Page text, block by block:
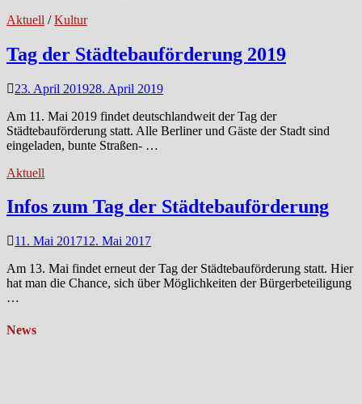
Aktuell /Kultur
Tag der Städtebauförderung 2019
23. April 201928. April 2019
Am 11. Mai 2019 findet deutschlandweit der Tag der
Städtebauförderung statt. Alle Berliner und Gäste der Stadt sind
eingeladen, bunte Straßen- …
Aktuell
Infos zum Tag der Städtebauförderung
11. Mai 201712. Mai 2017
Am 13. Mai findet erneut der Tag der Städtebauförderung statt. Hier
hat man die Chance, sich über Möglichkeiten der Bürgerbeteiligung
…
News